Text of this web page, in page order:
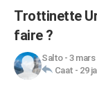
Trottinette
faire ?
Salto- 3 mars
Caat - 29